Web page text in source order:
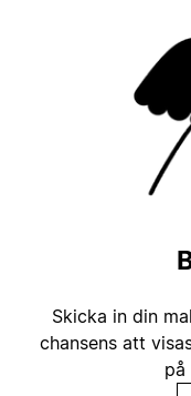
Skicka in din
chansens att
på